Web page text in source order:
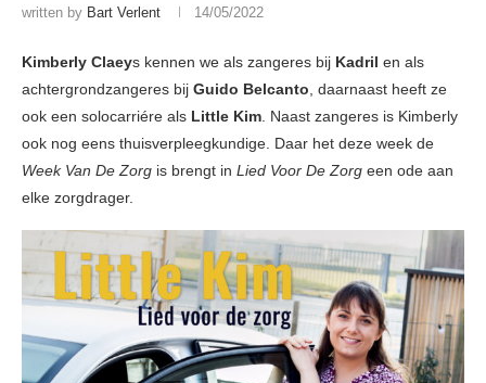
written by Bart Verlent 14/05/2022
Kimberly Claeys kennen we als zangeres bij Kadril en als
achtergrondzangeres bij Guido Belcanto, daarnaast heeft ze
ook een solocarriére als Little Kim. Naast zangeres is Kimberly
ook nog eens thuisverpleegkundige. Daar het deze week de
Week Van De Zorg is brengt in Lied Voor De Zorg een ode aan
elke zorgdrager.